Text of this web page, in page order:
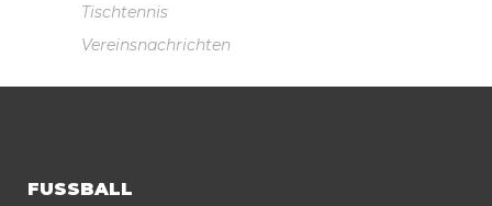
Tischtennis
Vereinsnachrichten
FUSSBALL